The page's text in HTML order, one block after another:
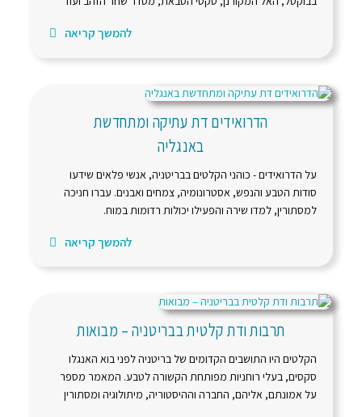
להמשך קריאה
הדרואידים דת עתיקה ומתחדשת
באנגליה
על הדרואידים - כוהני הקלטים בבריטניה, אנשי פלאים שידעו
סודות הטבע והנפש, אסטרונומיה, צמחים ואבנים. עברו חניכה
למסתורין, למדו שירה והפעילו יכולות רדומות במוח.
להמשך קריאה
תרבות ודת קלטית בבריטניה – מבואות
הקלטים היו התושבים הקדומים של בריטניה לפני בוא האנגלו
סקסים, בעלי רוחניות מפותחת הקשורה לטבע. המאמר מספר
על אמונתם, אליהם, החברה וההיסטוריה, מיתולוגיה ומסתורין